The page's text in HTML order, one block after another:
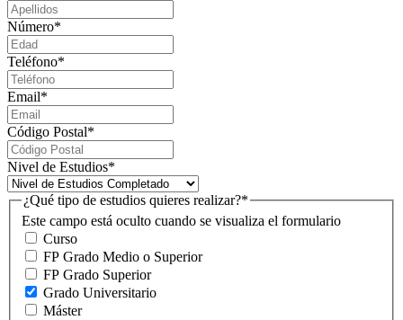
Número*
Teléfono*
Email*
Código Postal*
Nivel de Estudios*
Este campo está oculto cuando se visualiza el formulario
¿Qué tipo de estudios quieres realizar?*
Curso
FP Grado Medio o Superior
FP Grado Superior
Grado Universitario
Máster